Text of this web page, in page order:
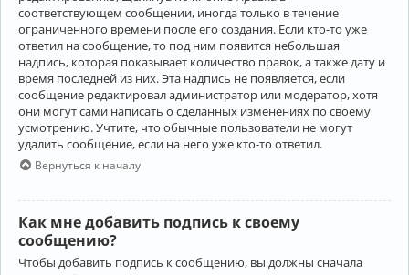
соответствующем сообщении, иногда только в течение
ограниченного времени после его создания. Если кто-то уже
ответил на сообщение, то под ним появится небольшая
надпись, которая показывает количество правок, а также дату и
время последней из них. Эта надпись не появляется, если
сообщение редактировал администратор или модератор, хотя
они могут сами написать о сделанных изменениях по своему
усмотрению. Учтите, что обычные пользователи не могут
удалить сообщение, если на него уже кто-то ответил.
Вернуться к началу
Как мне добавить подпись к своему
сообщению?
Чтобы добавить подпись к сообщению, вы должны сначала